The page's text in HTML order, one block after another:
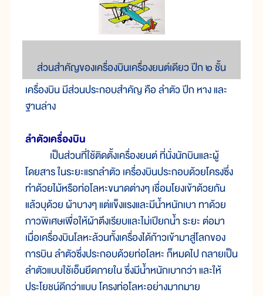
ส่วนสำคัญของเครื่องบินเครื่องยนต์เดียว ปีก ๒ ชั้น
เครื่องบิน มีส่วนประกอบสำคัญ คือ ลำตัว ปีก หาง และ
ฐานล่าง
ลำตัวเครื่องบิน
เป็นส่วนที่ใช้ติดตั้งเครื่องยนต์ ที่นั่งนักบินและผู้
โดยสาร ในระยะแรกลำตัว เครื่องบินประกอบด้วยโครงซึ่ง
ทำด้วยไม้หรือท่อโลหะขนาดต่างๆ เชื่อมโยงเข้าด้วยกัน
แล้วบุด้วย ผ้าบางๆ แต่แข็งแรงและมีน้ำหนักเบา ทาด้วย
กาวพิเศษเพื่อให้ผ้าตึงเรียบและไม่เปียกน้ำ ระยะ ต่อมา
เมื่อเครื่องบินโลหะล้วนทั้งเครื่องได้ก้าวเข้ามาสู่โลกของ
การบิน ลำตัวซึ่งประกอบด้วยท่อโลหะ ก็หมดไป กลายเป็น
ลำตัวแบบใช้เอ็นยึดภายใน ซึ่งมีน้ำหนักเบากว่า และให้
ประโยชน์ดีกว่าแบบ โครงท่อโลหะอย่างมากมาย